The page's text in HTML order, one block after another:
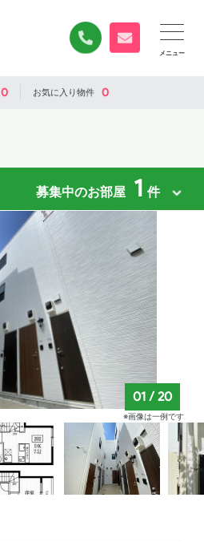
0120-840-834
無料お問い合
0 お気に入り物件 0
募集中のお部屋 1 件
01 /20
※画像は一例です